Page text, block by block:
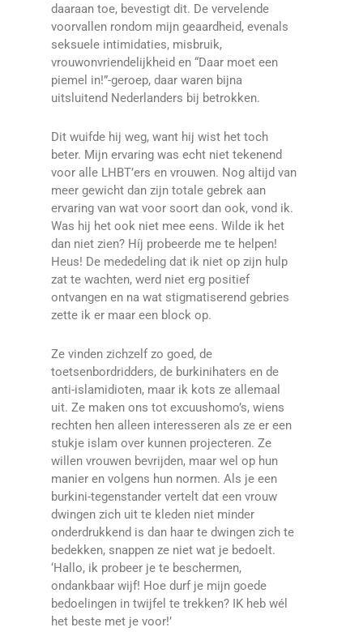
daaraan toe, bevestigt dit. De vervelende
voorvallen rondom mijn geaardheid, evenals
seksuele intimidaties, misbruik,
vrouwonvriendelijkheid en “Daar moet een
piemel in!”-geroep, daar waren bijna
uitsluitend Nederlanders bij betrokken.
Dit wuifde hij weg, want hij wist het toch
beter. Mijn ervaring was echt niet tekenend
voor alle LHBT’ers en vrouwen. Nog altijd van
meer gewicht dan zijn totale gebrek aan
ervaring van wat voor soort dan ook, vond ik.
Was hij het ook niet mee eens. Wilde ik het
dan niet zien? Híj probeerde me te helpen!
Heus! De mededeling dat ik niet op zijn hulp
zat te wachten, werd niet erg positief
ontvangen en na wat stigmatiserend gebries
zette ik er maar een block op.
Ze vinden zichzelf zo goed, de
toetsenbordridders, de burkinihaters en de
anti-islamidioten, maar ik kots ze allemaal
uit. Ze maken ons tot excuushomo’s, wiens
rechten hen alleen interesseren als ze er een
stukje islam over kunnen projecteren. Ze
willen vrouwen bevrijden, maar wel op hun
manier en volgens hun normen. Als je een
burkini-tegenstander vertelt dat een vrouw
dwingen zich uit te kleden niet minder
onderdrukkend is dan haar te dwingen zich te
bedekken, snappen ze niet wat je bedoelt.
‘Hallo, ik probeer je te beschermen,
ondankbaar wijf! Hoe durf je mijn goede
bedoelingen in twijfel te trekken? IK heb wél
het beste met je voor!’